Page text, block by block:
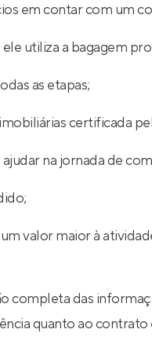
em contar com um
utiliza a bagagem
as etapas;
certificada
na jornada de
valor maior à
completa das
quanto ao contrato